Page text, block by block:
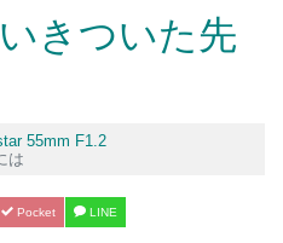
きついた先
55mm F1.2
は
Pocket LINE